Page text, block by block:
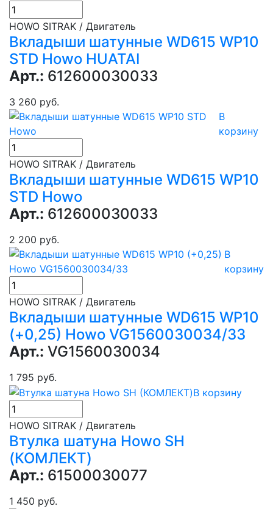
HOWO SITRAK / Двигатель
Вкладыши шатунные WD615 WP10
STD Howo HUATAI
Арт.: 612600030033
3 260 руб.
В
корзину
HOWO SITRAK / Двигатель
Вкладыши шатунные WD615 WP10
STD Howo
Арт.: 612600030033
2 200 руб.
В
корзину
HOWO SITRAK / Двигатель
Вкладыши шатунные WD615 WP10
(+0,25) Howo VG1560030034/33
Арт.: VG1560030034
1 795 руб.
В корзину
HOWO SITRAK / Двигатель
Втулка шатуна Howo SH
(КОМЛЕКТ)
Арт.: 61500030077
1 450 руб.